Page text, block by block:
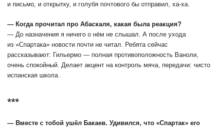
и письмо, и открытку, и голубя почтового бы отправил, ха-ха.
― Когда прочитал про Абаскаля, какая была реакция?
― До назначения я ничего о нём не слышал. А после ухода
из «Спартака» новости почти не читал. Ребята сейчас
рассказывают: Гильермо ― полная противоположность Ваноли,
очень спокойный. Делает акцент на контроль мяча, передачи: чисто
испанская школа.
***
― Вместе с тобой ушёл Бакаев. Удивился, что «Спартак» его